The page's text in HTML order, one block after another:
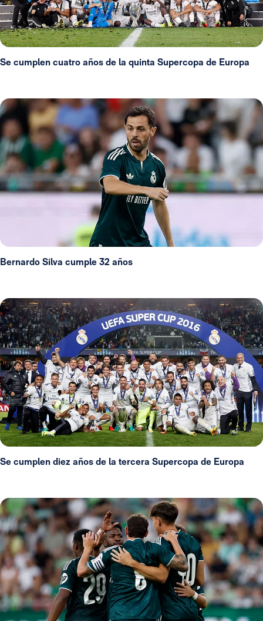
Se cumplen cuatro años de la quinta Supercopa de Europa
Bernardo Silva cumple 32 años
Se cumplen diez años de la tercera Supercopa de Europa